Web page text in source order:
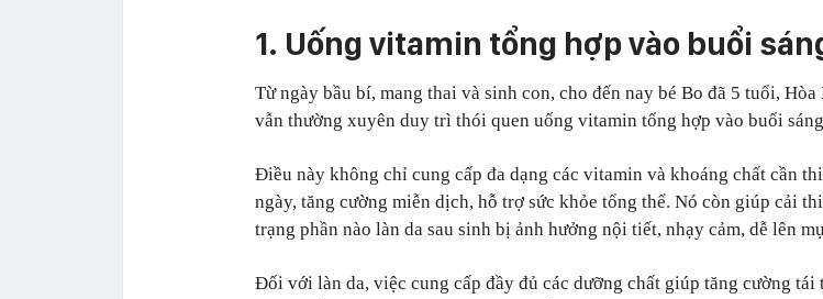
1. Uống vitamin tổng hợp vào buổi
Từ ngày bầu bí, mang thai và sinh con, cho đến nay bé Bo đã 5 tuổi,
vẫn thường xuyên duy trì thói quen uống vitamin tổng hợp vào buổi
Điều này không chỉ cung cấp đa dạng các vitamin và khoáng chất cần
ngày, tăng cường miễn dịch, hỗ trợ sức khỏe tổng thể. Nó còn giúp cải
trạng phần nào làn da sau sinh bị ảnh hưởng nội tiết, nhạy cảm, dễ lên
Đối với làn da, việc cung cấp đầy đủ các dưỡng chất giúp tăng cường tái